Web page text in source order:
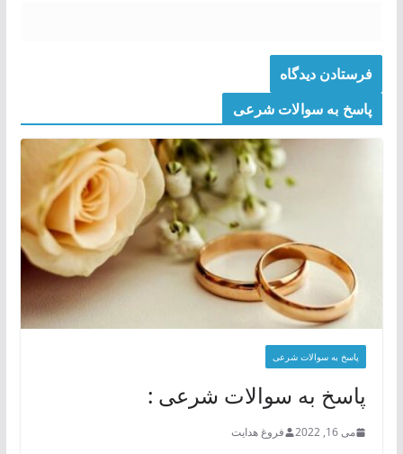
پاسخ به سوالات شرعی
پاسخ به سوالات شرعی
پاسخ به سوالات شرعی :
می 16, 2022 فروغ هدایت